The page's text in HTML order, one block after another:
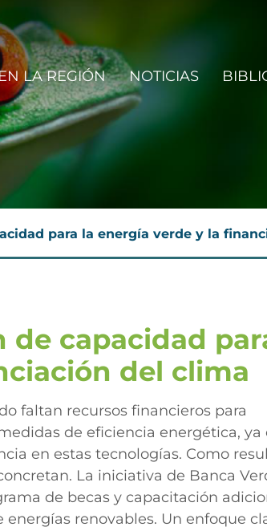
LA REGIÓN NOTICIAS
para la energía verde y la
de capacidad
del clima
faltan recursos financieros para
de eficiencia energética, ya
en estas tecnologías. Como
La iniciativa de Banca
de becas y capacitación
renovables. Un enfoque